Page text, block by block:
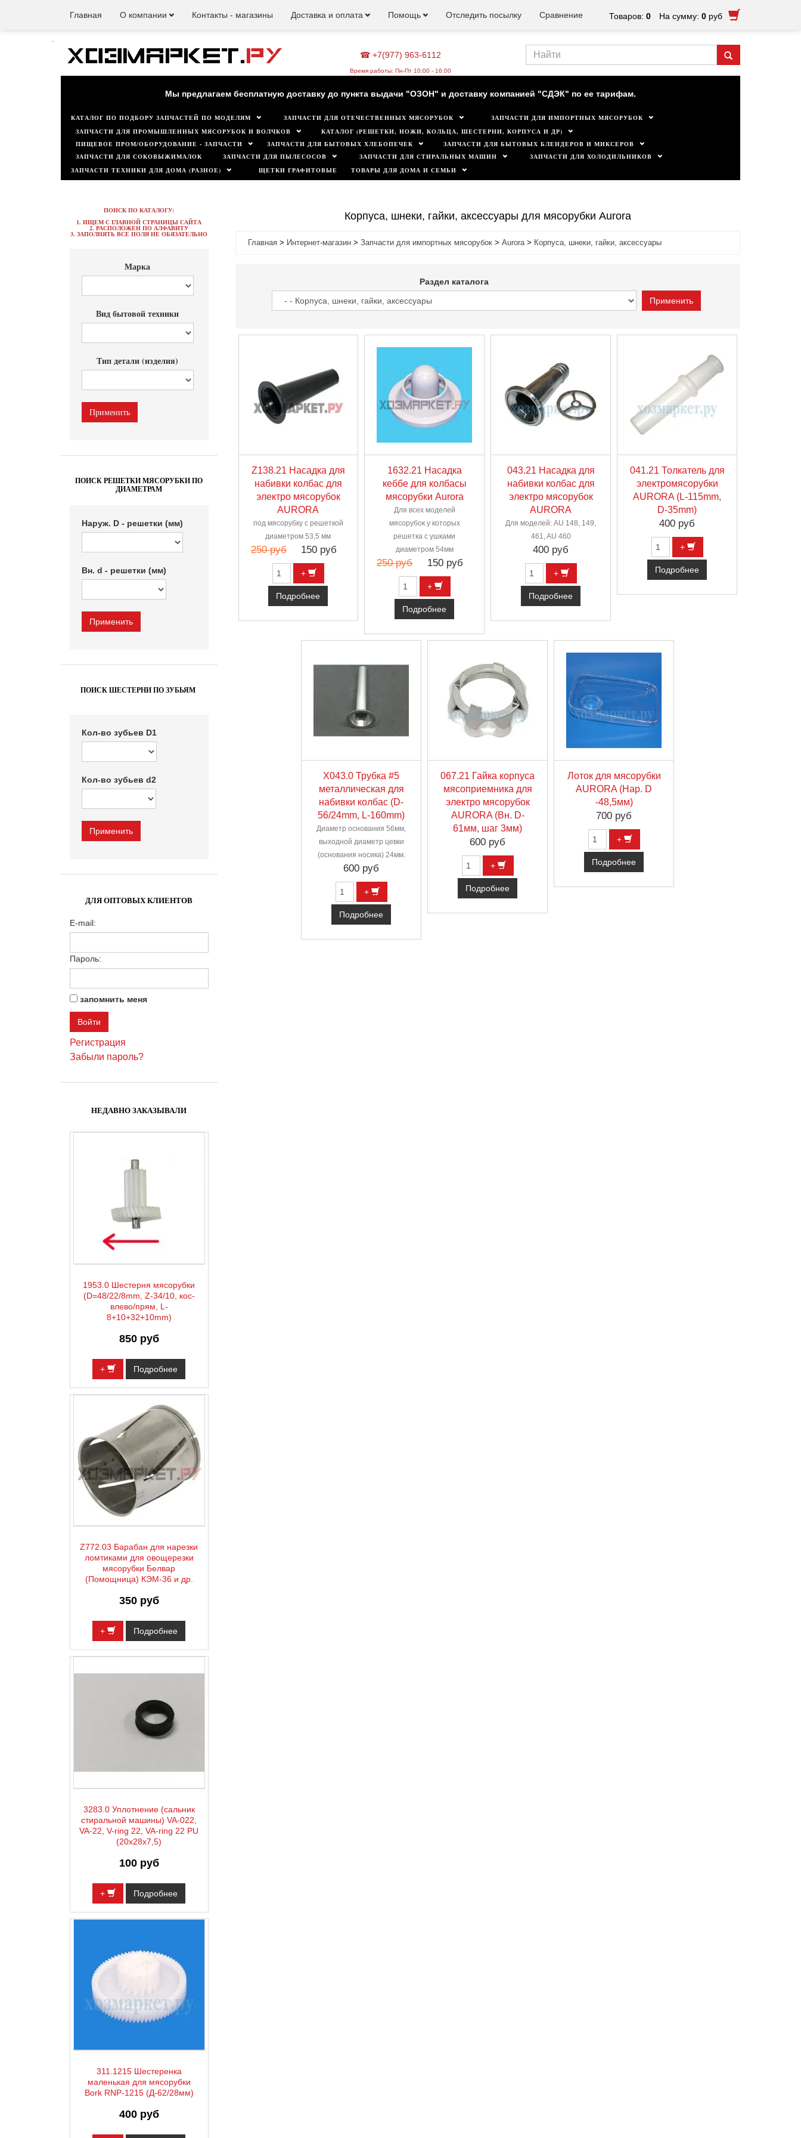
Товаров: 0 На сумму: 0 руб
Главная О компании Контакты - магазины Доставка и оплата Помощь Отследить посылку Сравнение
☎ +7(977) 963-6112
Время работы: Пн-Пт 10:00 - 16:00
Наш магазин работает для вас в обычном режиме. Все цены на сайте актуальны.
Мы предлагаем бесплатную доставку до пункта выдачи "ОЗОН" и доставку компанией "СДЭК" по ее тарифам.
Минимальная сумма заказа 500 руб.
КАТАЛОГ ПО ПОДБОРУ ЗАПЧАСТЕЙ ПО МОДЕЛЯМ ЗАПЧАСТИ ДЛЯ ОТЕЧЕСТВЕННЫХ МЯСОРУБОК
ЗАПЧАСТИ ДЛЯ ИМПОРТНЫХ МЯСОРУБОК
ЗАПЧАСТИ ДЛЯ ПРОМЫШЛЕННЫХ МЯСОРУБОК И ВОЛЧКОВ
КАТАЛОГ (РЕШЕТКИ, НОЖИ, КОЛЬЦА, ШЕСТЕРНИ, КОРПУСА И ДР)
ПИЩЕВОЕ ПРОМ/ОБОРУДОВАНИЕ - ЗАПЧАСТИ
ЗАПЧАСТИ ДЛЯ БЫТОВЫХ ХЛЕБОПЕЧЕК
ЗАПЧАСТИ ДЛЯ БЫТОВЫХ БЛЕНДЕРОВ И МИКСЕРОВ
ЗАПЧАСТИ ДЛЯ СОКОВЫЖИМАЛОК
ЗАПЧАСТИ ДЛЯ ПЫЛЕСОСОВ ЗАПЧАСТИ ДЛЯ СТИРАЛЬНЫХ МАШИН
ЗАПЧАСТИ ДЛЯ ХОЛОДИЛЬНИКОВ
ЗАПЧАСТИ ТЕХНИКИ ДЛЯ ДОМА (РАЗНОЕ)
ЩЕТКИ ГРАФИТОВЫЕ ТОВАРЫ ДЛЯ ДОМА И СЕМЬИ
Корпуса, шнеки, гайки, аксессуары для мясорубки Aurora
Главная> Интернет-магазин> Запчасти для импортных мясорубок> Aurora > Корпуса, шнеки, гайки, аксессуары
Раздел каталога
Z138.21 Насадка для
набивки колбас для
электро мясорубок
AURORA
под мясорубку с решеткой
диаметром 53,5 мм
250 руб 150 руб
+
Подробнее
1632.21 Насадка
кеббе для колбасы
мясорубки Aurora
Для всех моделей
мясорубок у которых
решетка с ушками
диаметром 54мм
250 руб 150 руб
+
Подробнее
043.21 Насадка для
набивки колбас для
электро мясорубок
AURORA
Для моделей: AU 148, 149,
461, AU 460
400 руб
+
Подробнее
041.21 Толкатель для
электромясорубки
AURORA (L-115mm,
D-35mm)
400 руб
+
Подробнее
X043.0 Трубка #5
металлическая для
набивки колбас (D-
56/24mm, L-160mm)
Диаметр основания 56мм,
выходной диаметр цевки
(основания носика) 24мм.
600 руб
+
Подробнее
067.21 Гайка корпуса
мясоприемника для
электро мясорубок
AURORA (Вн. D-
61мм, шаг 3мм)
600 руб
+
Подробнее
Лоток для мясорубки
AURORA (Нар. D
-48,5мм)
700 руб
+
Подробнее
ПОИСК ПО КАТАЛОГУ:
1. ИЩЕМ С ГЛАВНОЙ СТРАНИЦЫ САЙТА
2. РАСПОЛОЖЕН ПО АЛФАВИТУ
3. ЗАПОЛНЯТЬ ВСЕ ПОЛЯ НЕ ОБЯЗАТЕЛЬНО
Марка
Вид бытовой техники
Тип детали (изделия)
ПОИСК РЕШЕТКИ МЯСОРУБКИ ПО
ДИАМЕТРАМ
Наруж. D - решетки (мм)
Вн. d - решетки (мм)
ПОИСК ШЕСТЕРНИ ПО ЗУБЬЯМ
Кол-во зубьев D1
Кол-во зубьев d2
ДЛЯ ОПТОВЫХ КЛИЕНТОВ
E-mail:
Пароль:
запомнить меня
Регистрация
Забыли пароль?
НЕДАВНО ЗАКАЗЫВАЛИ
1953.0 Шестерня мясорубки
(D=48/22/8mm, Z-34/10, кос-
влево/прям, L-
8+10+32+10mm)
850 руб
+ Подробнее
Z772.03 Барабан для нарезки
ломтиками для овощерезки
мясорубки Белвар
(Помощница) КЭМ-36 и др.
350 руб
+ Подробнее
3283.0 Уплотнение (сальник
стиральной машины) VA-022,
VA-22, V-ring 22, VA-ring 22 PU
(20х28х7,5)
100 руб
+ Подробнее
311.1215 Шестеренка
маленькая для мясорубки
Bork RNP-1215 (Д-62/28мм)
400 руб